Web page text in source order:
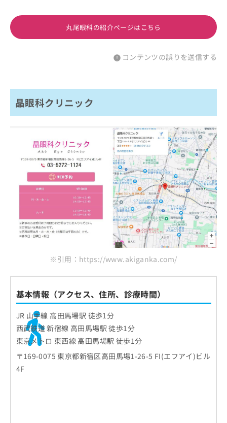
丸尾眼科の紹介ページはこちら
コンテンツの誤りを送信する
晶眼科クリニック
※引用：https://www.akiganka.com/
基本情報（アクセス、住所、診療時間）
JR 山手線 高田馬場駅 徒歩1分
西武鉄道 新宿線 高田馬場駅 徒歩1分
東京メトロ 東西線 高田馬場駅 徒歩1分
〒169-0075 東京都新宿区高田馬場1-26-5 FI(エフアイ)ビル
4F